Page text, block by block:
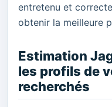
entretenu et
obtenir la meilleure
Estimation
les profils de
recherchés